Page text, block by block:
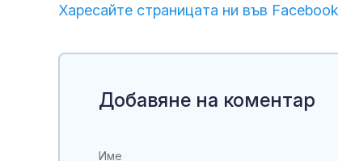
Харесайте страницата ни във Facebook
Добавяне на коментар